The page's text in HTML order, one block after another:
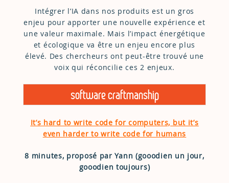
Intégrer l’IA dans nos produits est un gros
enjeu pour apporter une nouvelle expérience et
une valeur maximale. Mais l’impact énergétique
et écologique va être un enjeu encore plus
élevé. Des chercheurs ont peut-être trouvé une
voix qui réconcilie ces 2 enjeux.
software craftmanship
It’s hard to write code for computers, but it’s
even harder to write code for humans
8 minutes, proposé par Yann (gooodien un jour,
gooodien toujours)